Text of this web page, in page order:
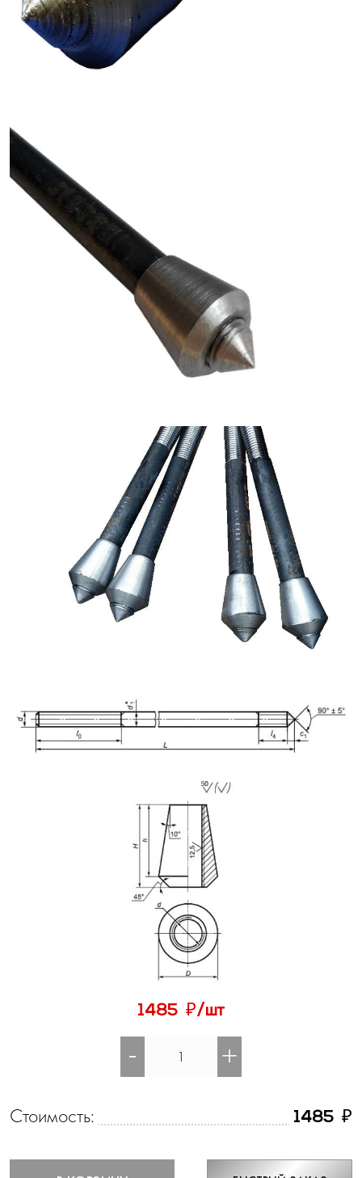
1485 ₽/шт
- +
Стоимость: 1485 ₽